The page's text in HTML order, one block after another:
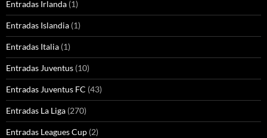
Entradas Irlanda (1)
Entradas Islandia (1)
Entradas Italia (1)
Entradas Juventus (10)
Entradas Juventus FC (43)
Entradas La Liga (270)
Entradas Leagues Cup (2)